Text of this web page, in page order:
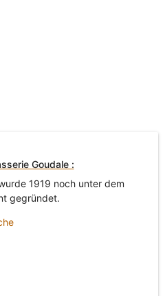
Goudale :
1919 noch unter dem
gegründet.